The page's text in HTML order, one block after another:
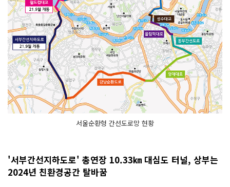
서울순환형 간선도로망 현황
'서부간선지하도로' 총연장 10.33㎞ 대심도 터널, 상부는
2024년 친환경공간 탈바꿈